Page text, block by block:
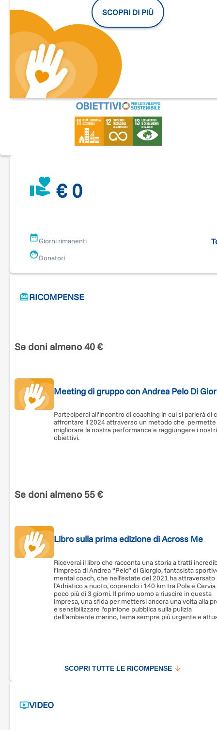
della campagna "Operazione Siso" .
SCOPRI DI PIÙ
€ 0
Giorni rimanenti
Donatori
RICOMPENSE
Se doni almeno 40 €
Meeting di gruppo con Andrea Pelo Di
Parteciperai all'incontro di coaching in cui si parlerà di
affrontare il 2024 attraverso un metodo che
migliorare la nostra performance e raggiungere i nostri
obiettivi.
Se doni almeno 55 €
Libro sulla prima edizione di Across Me
Riceverai il libro che racconta una storia a tratti
l’impresa di Andrea “Pelo” di Giorgio, fantasista
mental coach, che nell’estate del 2021 ha attraversato
l’Adriatico a nuoto, coprendo i 140 km tra Pola e
poco più di 3 giorni. Il primo uomo a riuscire in questa
impresa, una sfida per mettersi ancora una volta alla
e sensibilizzare l’opinione pubblica sulla pulizia
dell’ambiente marino, tema sempre più urgente e
SCOPRI TUTTE LE RICOMPENSE
VIDEO